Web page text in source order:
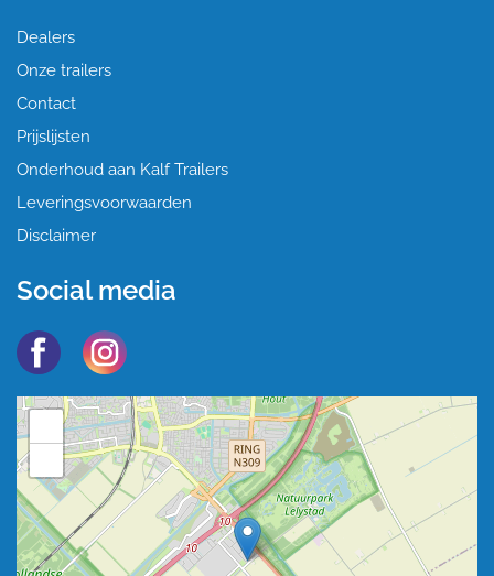
Dealers
Onze trailers
Contact
Prijslijsten
Onderhoud aan Kalf Trailers
Leveringsvoorwaarden
Disclaimer
Social media